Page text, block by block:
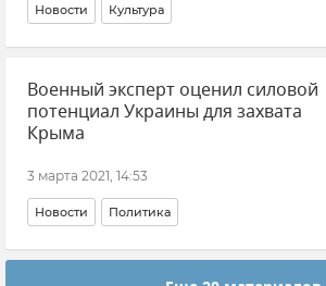
Новости Культура
Военный эксперт оценил силовой
потенциал Украины для захвата
Крыма
3 марта 2021, 14:53
Новости Политика